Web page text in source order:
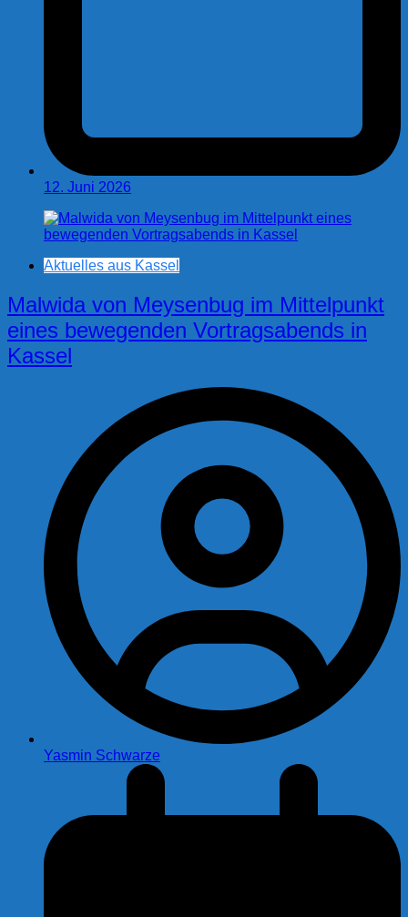
12. Juni 2026
Aktuelles aus Kassel
Malwida von Meysenbug im Mittelpunkt
eines bewegenden Vortragsabends in
Kassel
Yasmin Schwarze